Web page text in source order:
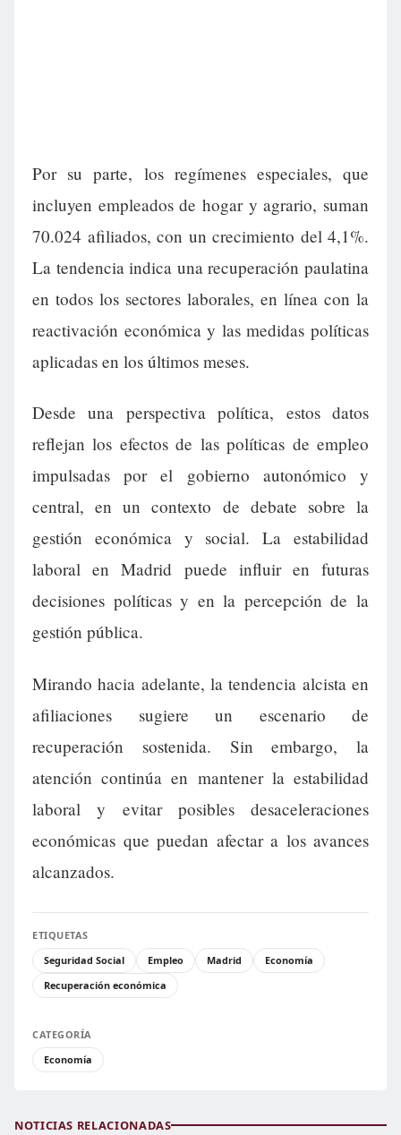
Por su parte, los regímenes especiales, que
incluyen empleados de hogar y agrario, suman
70.024 afiliados, con un crecimiento del 4,1%.
La tendencia indica una recuperación paulatina
en todos los sectores laborales, en línea con la
reactivación económica y las medidas políticas
aplicadas en los últimos meses.
Desde una perspectiva política, estos datos
reflejan los efectos de las políticas de empleo
impulsadas por el gobierno autonómico y
central, en un contexto de debate sobre la
gestión económica y social. La estabilidad
laboral en Madrid puede influir en futuras
decisiones políticas y en la percepción de la
gestión pública.
Mirando hacia adelante, la tendencia alcista en
afiliaciones sugiere un escenario de
recuperación sostenida. Sin embargo, la
atención continúa en mantener la estabilidad
laboral y evitar posibles desaceleraciones
económicas que puedan afectar a los avances
alcanzados.
ETIQUETAS
Seguridad Social
Empleo Madrid
Economía
Recuperación económica
CATEGORÍA
Economía
NOTICIAS RELACIONADAS